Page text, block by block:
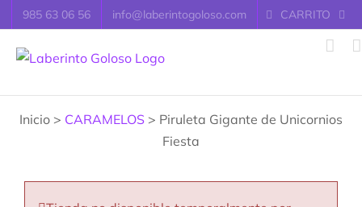
Saltar
al
contenido
985 63 06 56 info@laberintogoloso.com CARRITO
Inicio > CARAMELOS > Piruleta Gigante de Unicornios
Fiesta